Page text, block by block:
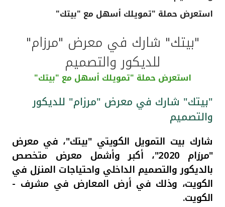
القنوات المصرفية
أدوات وخدمات
خدمات ما بعد البيع
اتصل بنا
مواقع الفروع وأجهزة الصرف الآلي
ألمانيا
ماليزيا
استعرض حملة "تمويلك أسهل مع "بيتك"
"بيتك" شارك في معرض "مرزام"
للديكور والتصميم
استعرض حملة "تمويلك أسهل مع "بيتك"
"بيتك" شارك في معرض "مرزام" للديكور
والتصميم
شارك بيت التمويل الكويتي "بيتك"، في معرض
"مرزام 2020"، أكبر وأشمل معرض متخصص
بالديكور والتصميم الداخلي واحتياجات المنزل في
الكويت، وذلك في أرض المعارض في مشرف -
الكويت.